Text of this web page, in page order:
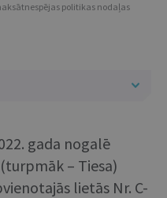
politikas nodaļas
gada nogalē
– Tiesa)
lietās Nr. C-